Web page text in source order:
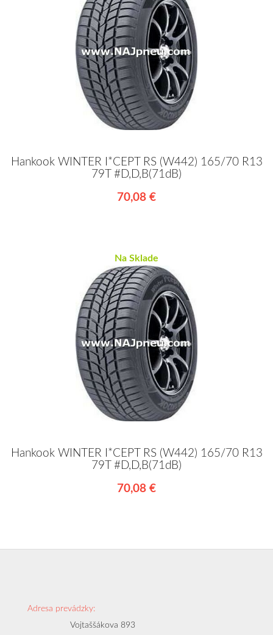
Hankook WINTER I*CEPT RS (W442) 165/70 R13
79T #D,D,B(71dB)
70,08 €
Na Sklade
Hankook WINTER I*CEPT RS (W442) 165/70 R13
79T #D,D,B(71dB)
70,08 €
Adresa prevádzky:
Vojtaššákova 893